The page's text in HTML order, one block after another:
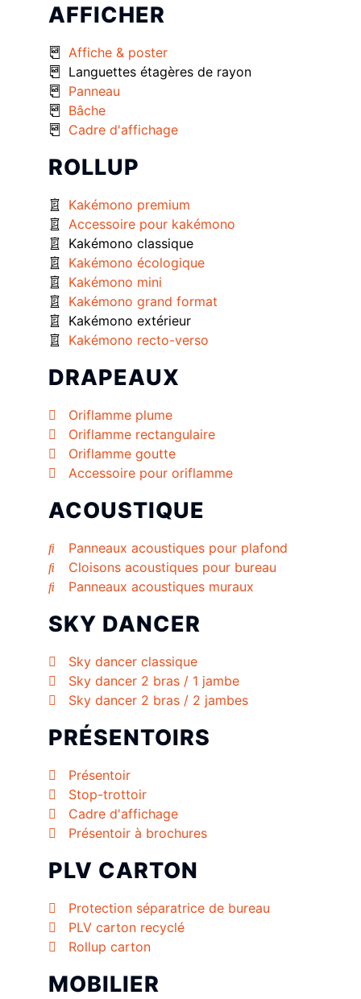
AFFICHER
Affiche & poster
Languettes étagères de rayon
Panneau
Bâche
Cadre d'affichage
ROLLUP
Kakémono premium
Accessoire pour kakémono
Kakémono classique
Kakémono écologique
Kakémono mini
Kakémono grand format
Kakémono extérieur
Kakémono recto-verso
DRAPEAUX
Oriflamme plume
Oriflamme rectangulaire
Oriflamme goutte
Accessoire pour oriflamme
ACOUSTIQUE
Panneaux acoustiques pour plafond
Cloisons acoustiques pour bureau
Panneaux acoustiques muraux
SKY DANCER
Sky dancer classique
Sky dancer 2 bras / 1 jambe
Sky dancer 2 bras / 2 jambes
PRÉSENTOIRS
Présentoir
Stop-trottoir
Cadre d'affichage
Présentoir à brochures
PLV CARTON
Protection séparatrice de bureau
PLV carton recyclé
Rollup carton
MOBILIER